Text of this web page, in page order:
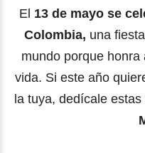
El 13 de mayo se
Colombia, una
mundo porque
vida. Si este año
la tuya, dedícale estas